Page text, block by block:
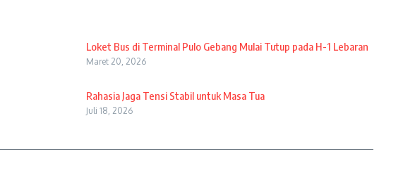
Loket Bus di Terminal Pulo Gebang Mulai Tutup pada H-1 Lebaran
Maret 20, 2026
Rahasia Jaga Tensi Stabil untuk Masa Tua
Juli 18, 2026